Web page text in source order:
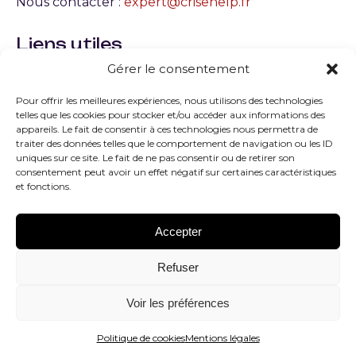
Gérer le consentement
Pour offrir les meilleures expériences, nous utilisons des technologies
telles que les cookies pour stocker et/ou accéder aux informations des
appareils. Le fait de consentir à ces technologies nous permettra de
traiter des données telles que le comportement de navigation ou les ID
uniques sur ce site. Le fait de ne pas consentir ou de retirer son
consentement peut avoir un effet négatif sur certaines caractéristiques
et fonctions.
Accepter
Refuser
Voir les préférences
Politique de cookiesMentions légales
Liens utiles
Qu’est-ce qu’une crise en entreprise ? Définition,
typologie et gestion
Quels sont les facteurs de la crise les plus courants
?
Quelles sont les principales typologies de la crise ?
crise ?
Contacter un expert